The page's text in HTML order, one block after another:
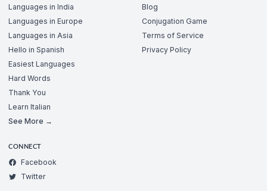
Languages in India
Languages in Europe
Languages in Asia
Hello in Spanish
Easiest Languages
Hard Words
Thank You
Learn Italian
See More →
Blog
Conjugation Game
Terms of Service
Privacy Policy
CONNECT
Facebook
Twitter